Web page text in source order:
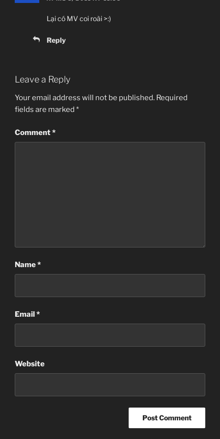
Lại có MV coi roài >:)
Reply
Leave a Reply
Your email address will not be published. Required
fields are marked *
Comment*
Name*
Email*
Website